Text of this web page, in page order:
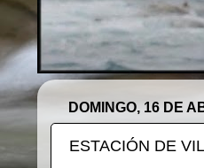
DOMINGO, 16 DE
ESTACIÓN DE